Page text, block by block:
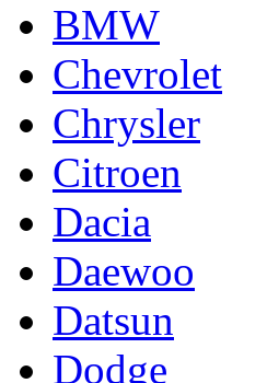
BMW
Chevrolet
Chrysler
Citroen
Dacia
Daewoo
Datsun
Dodge